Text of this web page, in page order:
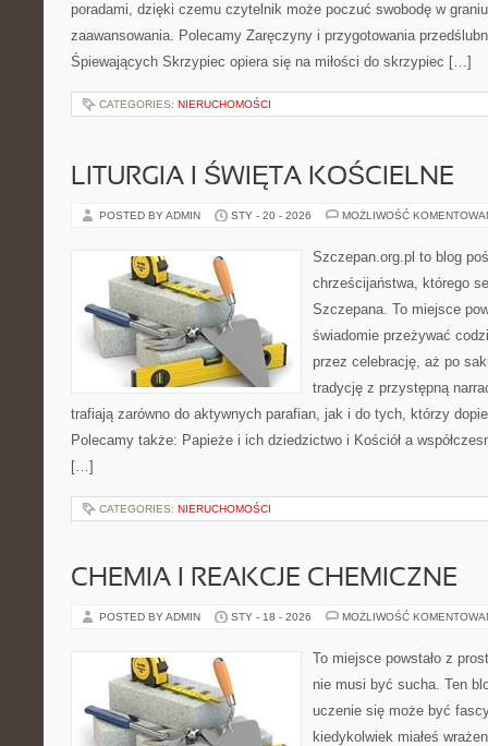
poradami, dzięki czemu czytelnik może poczuć swobodę w
zaawansowania. Polecamy Zaręczyny i przygotowania
Śpiewających Skrzypiec opiera się na miłości do skrzypiec […]
CATEGORIES: NIERUCHOMOŚCI
LITURGIA I ŚWIĘTA KOŚCIELNE
POSTED BY ADMIN STY - 20 - 2026 MOŻLIWOŚĆ
Szczepan.org.pl to blog
chrześcijaństwa, którego
Szczepana. To miejsce
świadomie przeżywać
przez celebrację, aż po
tradycję z przystępną
trafiają zarówno do aktywnych parafian, jak i do tych, którzy
Polecamy także: Papieże i ich dziedzictwo i Kościół a
[…]
CATEGORIES: NIERUCHOMOŚCI
CHEMIA I REAKCJE CHEMICZNE
POSTED BY ADMIN STY - 18 - 2026 MOŻLIWOŚĆ
To miejsce powstało z
nie musi być sucha. Ten
uczenie się może być
kiedykolwiek miałeś